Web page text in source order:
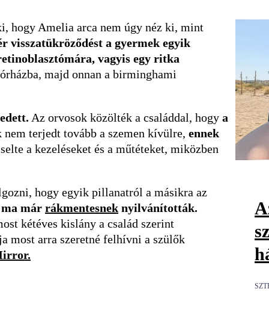
hogy Amelia arca nem úgy néz ki, mint
visszatükröződést a gyermek egyik
vagyis egy ritka
majd onnan a birminghami
Az orvosok közölték a családdal, hogy a
terjedt tovább a szemen kívülre, ennek
a kezeléseket és a műtéteket, miközben
hogy egyik pillanatról a másikra az
ma már rákmentesnek nyilvánították.
kétéves kislány a család szerint
most arra szeretné felhívni a szülők